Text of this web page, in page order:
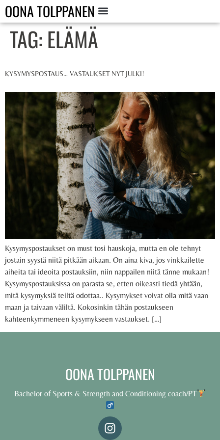
OONA TOLPPANEN
TAG: ELÄMÄ
KYSYMYSPOSTAUS… VASTAUKSET NYT JULKI!
Kysymyspostaukset on must tosi hauskoja, mutta en ole tehnyt
jostain syystä niitä pitkään aikaan. On aina kiva, jos vinkkailette
aiheita tai ideoita postauksiin, niin nappailen niitä tänne mukaan!
Kysymyspostauksissa on parasta se, etten oikeasti tiedä yhtään,
mitä kysymyksiä teiltä odottaa.. Kysymykset voivat olla mitä vaan
maan ja taivaan väliltä. Kokosinkin tähän postaukseen
kahteenkymmeneen kysymykseen vastaukset. […]
OONA TOLPPANEN
Bachelor of Sports & Strength and Conditioning coach/PT